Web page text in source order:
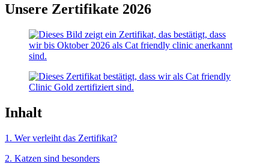
Unsere Zertifikate 2026
Inhalt
1. Wer verleiht das Zertifikat?
2. Katzen sind besonders